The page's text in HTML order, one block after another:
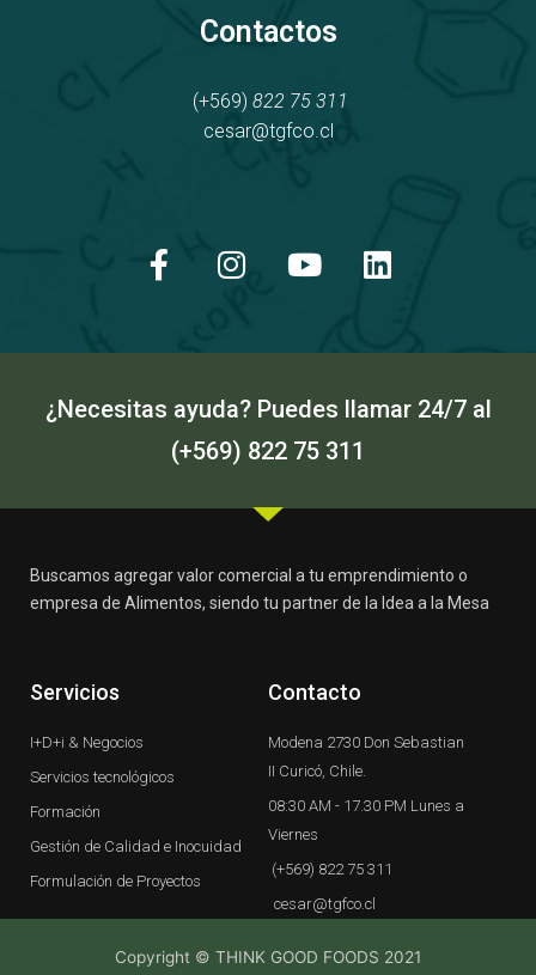
Contactos
(+569) 822 75 311
cesar@tgfco.cl
c
e
o
k
s
t
g
a
m
u
t
b
n
k
d
n
¿Necesitas ayuda? Puedes llamar 24/7 al
(+569) 822 75 311
Buscamos agregar valor comercial a tu emprendimiento o
empresa de Alimentos, siendo tu partner de la Idea a la Mesa
Servicios
I+D+i & Negocios
Servicios tecnológicos
Formación
Gestión de Calidad e Inocuidad
Formulación de Proyectos
Contacto
Modena 2730 Don Sebastian
II Curicó, Chile.
08:30 AM - 17.30 PM Lunes a
Viernes
(+569) 822 75 311
cesar@tgfco.cl
Copyright © THINK GOOD FOODS 2021